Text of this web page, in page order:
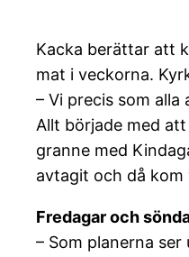
Kacka berättar att
mat i veckorna.
– Vi precis som
Allt började med
granne med
avtagit och då kom
Fredagar och
– Som planerna